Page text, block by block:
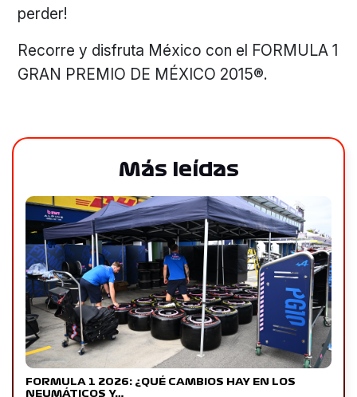
perder!
Recorre y disfruta México con el FORMULA 1
GRAN PREMIO DE MÉXICO 2015®.
Más leídas
FORMULA 1 2026: ¿QUÉ CAMBIOS HAY EN LOS
NEUMÁTICOS Y…